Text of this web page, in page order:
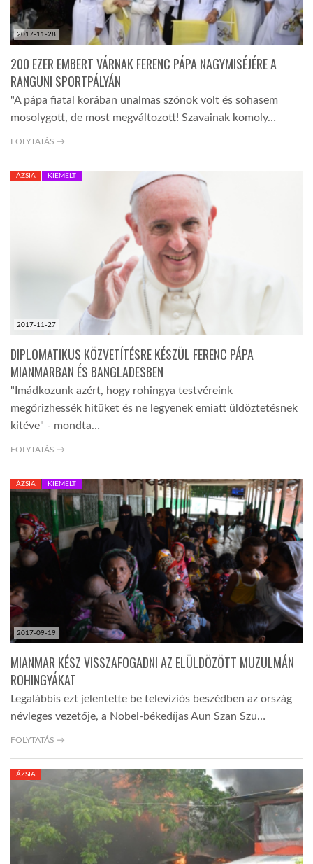
2017-11-28
200 EZER EMBERT VÁRNAK FERENC PÁPA NAGYMISÉJÉRE A
RANGUNI SPORTPÁLYÁN
"A pápa fiatal korában unalmas szónok volt és sohasem
mosolygott, de most megváltozott! Szavainak komoly…
FOLYTATÁS →
2017-11-27
ÁZSIA KIEMELT
DIPLOMATIKUS KÖZVETÍTÉSRE KÉSZÜL FERENC PÁPA
MIANMARBAN ÉS BANGLADESBEN
"Imádkozunk azért, hogy rohingya testvéreink
megőrizhessék hitüket és ne legyenek emiatt üldöztetésnek
kitéve" - mondta…
FOLYTATÁS →
2017-09-19
ÁZSIA KIEMELT
MIANMAR KÉSZ VISSZAFOGADNI AZ ELÜLDÖZÖTT MUZULMÁN
ROHINGYÁKAT
Legalábbis ezt jelentette be televíziós beszédben az ország
névleges vezetője, a Nobel-békedíjas Aun Szan Szu…
FOLYTATÁS →
ÁZSIA